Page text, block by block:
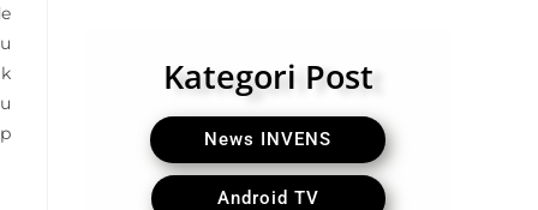
Kategori Post
News INVENS
Android TV